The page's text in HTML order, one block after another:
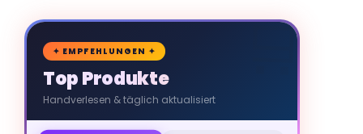
🛒
✦ EMPFEHLUNGEN ✦
Top Produkte
Handverlesen & täglich aktualisiert